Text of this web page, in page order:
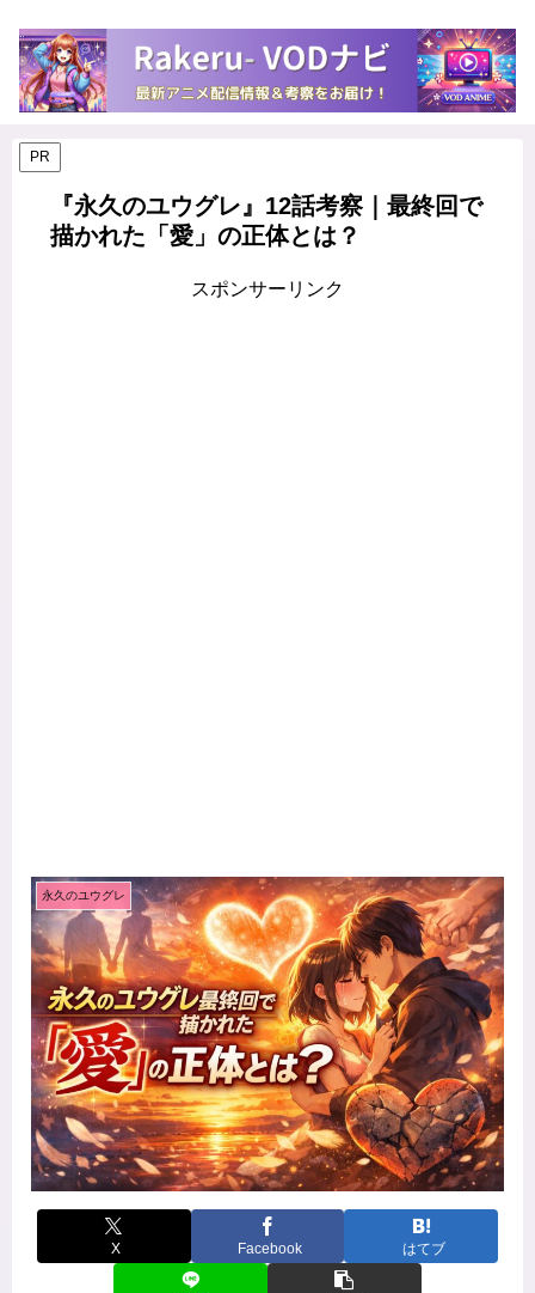
PR
『永久のユウグレ』12話考察｜最終回で
描かれた「愛」の正体とは？
スポンサーリンク
永久のユウグレ
X Facebook はてブ